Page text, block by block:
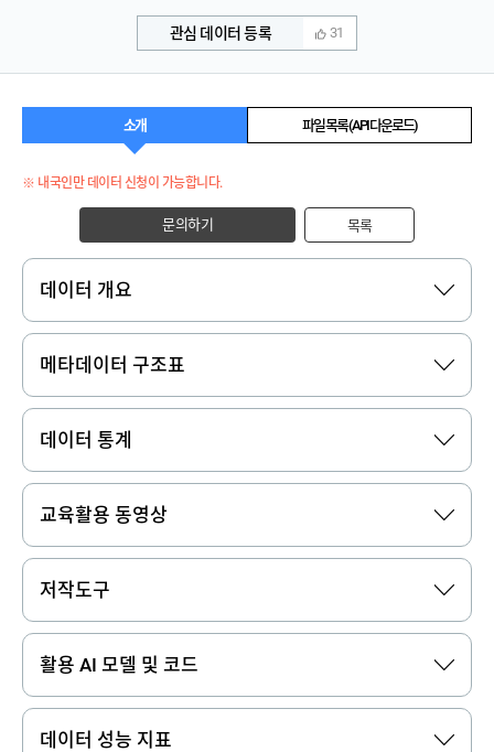
관심 데이터 등록 31
소개 파일 목록 (API 다운로드)
※ 내국인만 데이터 신청이 가능합니다.
문의하기 목록
데이터 개요
메타데이터 구조표
데이터 통계
교육활용 동영상
저작도구
활용 AI 모델 및 코드
데이터 성능 지표